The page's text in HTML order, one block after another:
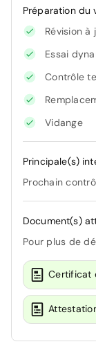
Préparation du
Révision à
Essai
Contrôle
Vidange
Principale(s)
Prochain
Document(s)
Pour plus de
Certificat